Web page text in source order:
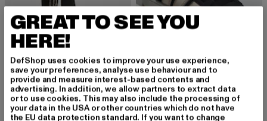
ADIDAS ORIGINALS
Originals
22,05 EUR
Prix courant: 22,05 EUR
44,99 EURPrix en promotion: 44,99 EUR
ADIDAS ORIGINALS
Campus 00s W
GREAT TO SEE YOU
HERE!
DefShop uses cookies to improve your use experience,
save your preferences, analyse use behaviour and to
provide and measure interest-based contents and
advertising. In addition, we allow partners to extract data
or to use cookies. This may also include the processing of
your data in the USA or other countries which do not have
the EU data protection standard. If you want to change